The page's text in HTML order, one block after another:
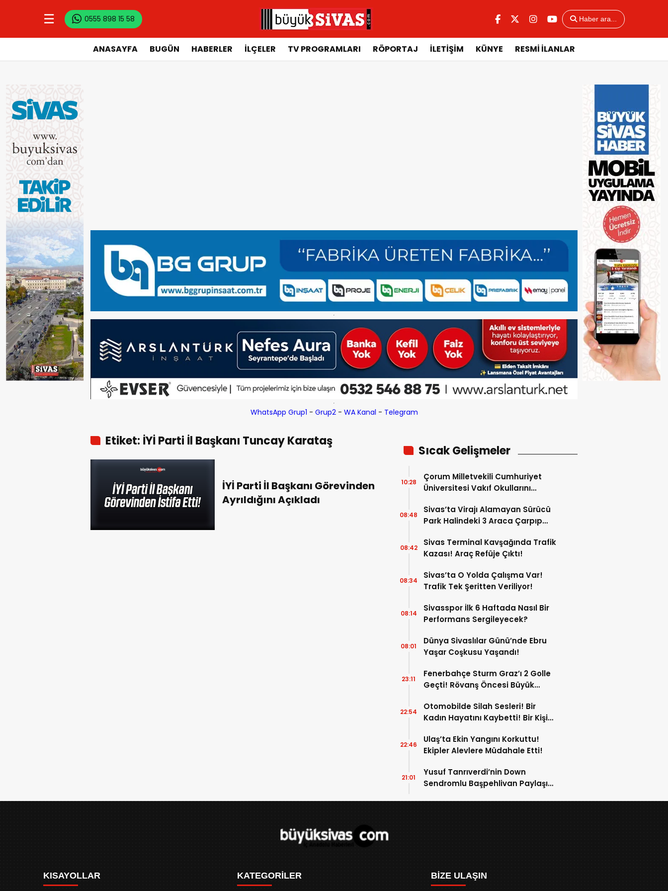
☰ 0555 898 15 58 Haber ara...
ANASAYFA BUGÜN HABERLER İLÇELER TV PROGRAMLARI RÖPORTAJ İLETİŞİM KÜNYE RESMİ İLANLAR
WhatsApp Grup1 - Grup2- WA Kanal - Telegram
Etiket: İYİ Parti İl Başkanı Tuncay Karataş
İYİ Parti İl Başkanı Görevinden
Ayrıldığını Açıkladı
Sıcak Gelişmeler
Çorum Milletvekili Cumhuriyet
Üniversitesi Vakıf Okullarını
Talipliler!
10:28
Sivas’ta Virajı Alamayan Sürücü
Park Halindeki 3 Araca Çarpıp
08:48
Sivas Terminal Kavşağında Trafik
Kazası! Araç Refüje Çıktı!
08:42
Sivas’ta O Yolda Çalışma Var!
Trafik Tek Şeritten Veriliyor!
08:34
Sivasspor İlk 6 Haftada Nasıl Bir
Performans Sergileyecek?
08:14
Dünya Sivaslılar Günü’nde Ebru
Yaşar Coşkusu Yaşandı!
08:01
Fenerbahçe Sturm Graz’ı 2 Golle
Geçti! Rövanş Öncesi Büyük
23:11
Otomobilde Silah Sesleri! Bir
Kadın Hayatını Kaybetti! Bir Kişi
22:54
Ulaş’ta Ekin Yangını Korkuttu!
Ekipler Alevlere Müdahale Etti!
22:46
Yusuf Tanrıverdi’nin Down
Sendromlu Başpehlivan Paylaşımı
21:01
KISAYOLLAR KATEGORİLER BİZE ULAŞIN